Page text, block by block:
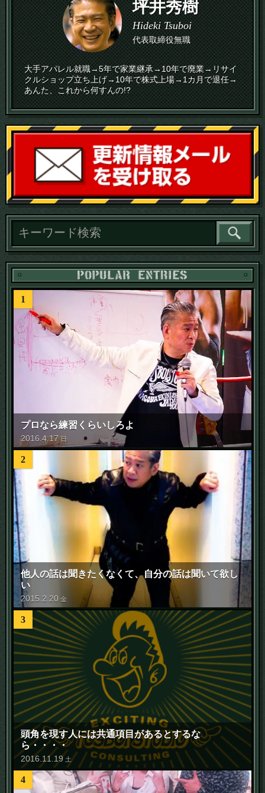
坪井秀樹
Hideki Tsuboi
代表取締役無職
大手アパレル就職→5年で家業継承→10年で廃業→リサイ
クルショップ立ち上げ→10年で株式上場→1カ月で退任→
あんた、これから何すんの!?
読
1
プロなら練習くらいしろよ
2016 .4.17 日
2
他人の話は聞きたくなくて、自分の話は聞いて欲し
い
2015 2 20 金
3
頭角を現す人には共通項目があるとするな
ら・・・・
2016 11 19 土
4